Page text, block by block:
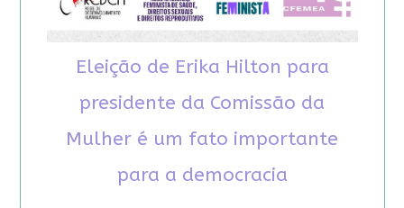
Eleição de Erika Hilton para
presidente da Comissão da
Mulher é um fato importante
para a democracia